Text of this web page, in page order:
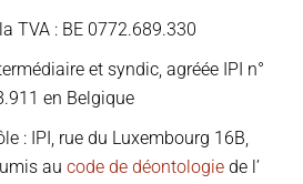
TVA : BE 0772.689.330
et syndic, agréée IPI n°
en Belgique
: IPI, rue du Luxembourg 16B,
au code de déontologie de l’